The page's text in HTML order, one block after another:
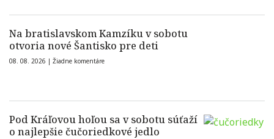
Na bratislavskom Kamzíku v sobotu
otvoria nové Šantisko pre deti
08. 08. 2026 | Žiadne komentáre
Pod Kráľovou hoľou sa v sobotu súťaží
o najlepšie čučoriedkové jedlo